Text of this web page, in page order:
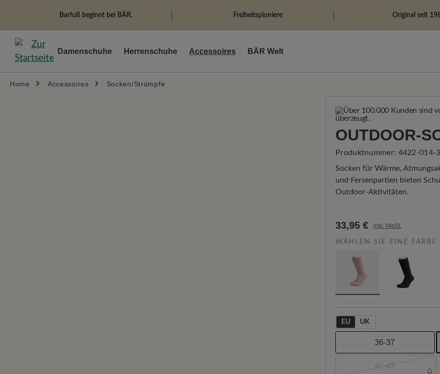
Zur Hauptnavigation springen
Barfuß beginnt bei BÄR. Freiheitspioniere Original seit
Damenschuhe Herrenschuhe Accessoires BÄR Welt
Home Accessoires Socken/Strümpfe
OUTDOOR-
Produktnummer: 4422-014-
Socken für Wärme,
und Fersenpartien bieten
Outdoor-Aktivitäten.
33,95 € inkl. MwSt.
WÄHLEN SIE EINE FARBE
EU UK
36-37
42-43